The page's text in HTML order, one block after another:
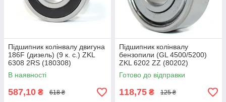
Підшипник колінвалу двигуна
186F (дизель) (9 к. с.) ZKL
6308 2RS (180308)
(40x90x23)
В наявності
587,10 ₴ 618 ₴
Підшипник колінвалу
бензопили (GL 4500/5200)
ZKL 6202 ZZ (80202)
Промислова упаковка
(15x35x11)
Готово до відправки
118,75 ₴ 125 ₴